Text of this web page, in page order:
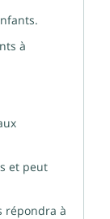
à
et peut
répondra à